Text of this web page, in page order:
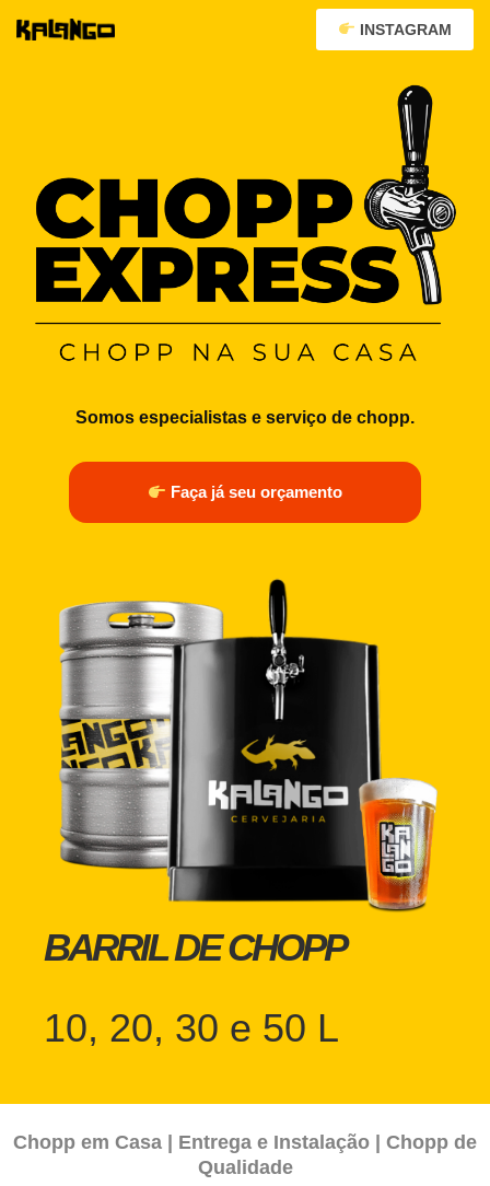
INSTAGRAM
Somos especialistas e serviço de chopp.
Faça já seu orçamento
BARRIL DE CHOPP
10, 20, 30 e 50 L
Chopp em Casa | Entrega e Instalação | Chopp de
Qualidade